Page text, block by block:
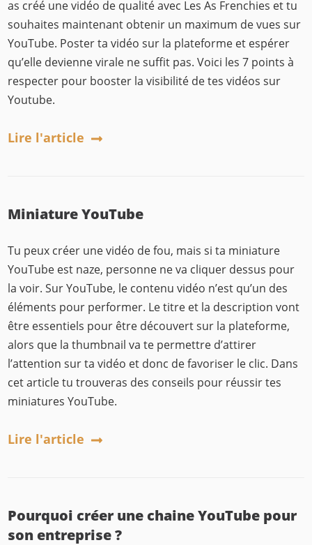
as créé une vidéo de qualité avec Les As Frenchies et tu
souhaites maintenant obtenir un maximum de vues sur
YouTube. Poster ta vidéo sur la plateforme et espérer
qu’elle devienne virale ne suffit pas. Voici les 7 points à
respecter pour booster la visibilité de tes vidéos sur
Youtube.
Lire l'article
Miniature YouTube
Tu peux créer une vidéo de fou, mais si ta miniature
YouTube est naze, personne ne va cliquer dessus pour
la voir. Sur YouTube, le contenu vidéo n’est qu’un des
éléments pour performer. Le titre et la description vont
être essentiels pour être découvert sur la plateforme,
alors que la thumbnail va te permettre d’attirer
l’attention sur ta vidéo et donc de favoriser le clic. Dans
cet article tu trouveras des conseils pour réussir tes
miniatures YouTube.
Lire l'article
Pourquoi créer une chaine YouTube pour
son entreprise ?